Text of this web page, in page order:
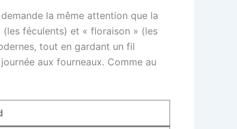
la même attention que la
(les féculents) et « floraison » (les
tout en gardant un fil
aux fourneaux. Comme au